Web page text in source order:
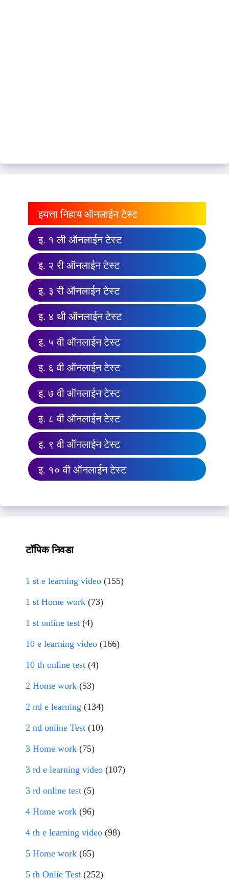
इयत्ता निहाय ऑनलाईन टेस्ट
इ. १ ली ऑनलाईन टेस्ट
इ. २ री ऑनलाईन टेस्ट
इ. ३ री ऑनलाईन टेस्ट
इ. ४ थी ऑनलाईन टेस्ट
इ. ५ वी ऑनलाईन टेस्ट
इ. ६ वी ऑनलाईन टेस्ट
इ. ७ वी ऑनलाईन टेस्ट
इ. ८ वी ऑनलाईन टेस्ट
इ. ९ वी ऑनलाईन टेस्ट
इ. १० वी ऑनलाईन टेस्ट
टॉपिक निवडा
1 st e learning video (155)
1 st Home work (73)
1 st online test (4)
10 e learning video (166)
10 th online test (4)
2 Home work (53)
2 nd e learning (134)
2 nd online Test (10)
3 Home work (75)
3 rd e learning video (107)
3 rd online test (5)
4 Home work (96)
4 th e learning video (98)
5 Home work (65)
5 th Onlie Test (252)